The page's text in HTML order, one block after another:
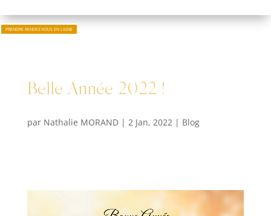
PRENDRE RENDEZ-VOUS EN LIGNE
Belle Année 2022 !
par Nathalie MORAND| 2 Jan, 2022| Blog